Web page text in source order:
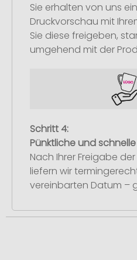
Sie erhalten von uns
Druckvorschau mit
Sie diese freigeben,
umgehend mit der
Schritt 4:
Pünktliche und
Nach Ihrer Freigabe
liefern wir
vereinbarten Datum –